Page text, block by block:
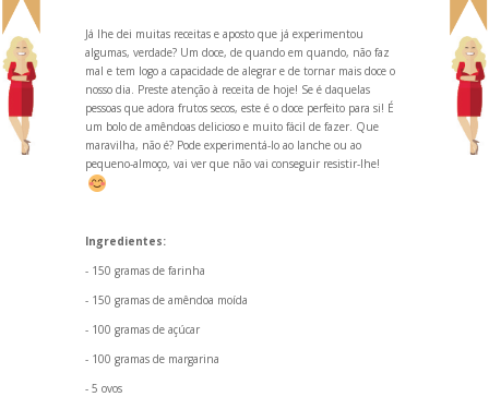
Já lhe dei muitas receitas e aposto que já experimentou
algumas, verdade? Um doce, de quando em quando, não faz
mal e tem logo a capacidade de alegrar e de tornar mais doce o
nosso dia. Preste atenção à receita de hoje! Se é daquelas
pessoas que adora frutos secos, este é o doce perfeito para si! É
um bolo de amêndoas delicioso e muito fácil de fazer. Que
maravilha, não é? Pode experimentá-lo ao lanche ou ao
pequeno-almoço, vai ver que não vai conseguir resistir-lhe!
Ingredientes:
- 150 gramas de farinha
- 150 gramas de amêndoa moída
- 100 gramas de açúcar
- 100 gramas de margarina
- 5 ovos